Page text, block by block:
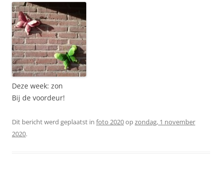
Deze week: zon
Bij de voordeur!
Dit bericht werd geplaatst in foto 2020opzondag, 1 november
2020.